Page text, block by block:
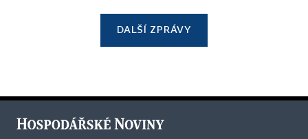
DALŠÍ ZPRÁVY